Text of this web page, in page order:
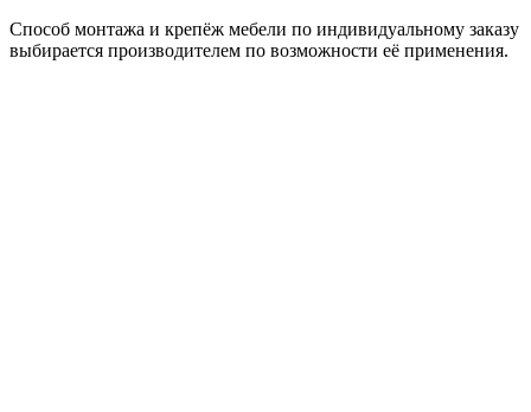
Способ монтажа и крепёж мебели по индивидуальному заказу
выбирается производителем по возможности её применения.